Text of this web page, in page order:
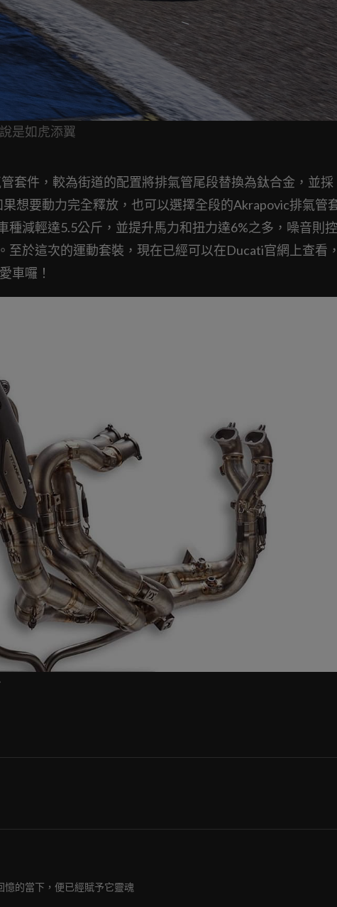
是如虎添翼
套件，較為街道的配置將排氣管尾段替換為鈦合金，並採
想要動力完全釋放，也可以選擇全段的Akrapovic排氣管
減輕達5.5公斤，並提升馬力和扭力達6%之多，噪音則控
於這次的運動套裝，現在已經可以在Ducati官網上查看，
車囉！
憶的當下，便已經賦予它靈魂